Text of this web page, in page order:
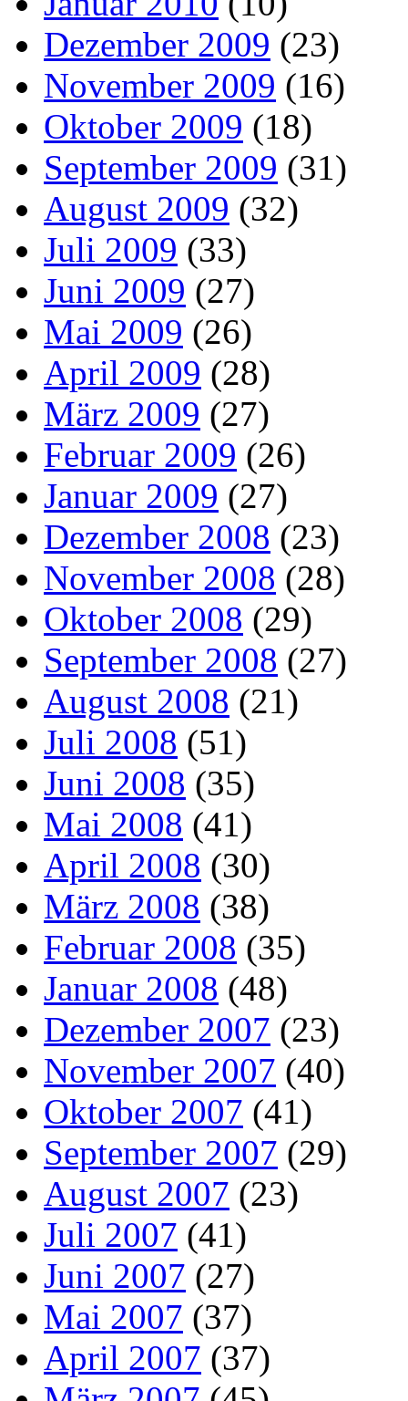
Dezember 2009 (23)
November 2009 (16)
Oktober 2009 (18)
September 2009 (31)
August 2009 (32)
Juli 2009 (33)
Juni 2009 (27)
Mai 2009 (26)
April 2009 (28)
März 2009 (27)
Februar 2009 (26)
Januar 2009 (27)
Dezember 2008 (23)
November 2008 (28)
Oktober 2008 (29)
September 2008 (27)
August 2008 (21)
Juli 2008 (51)
Juni 2008 (35)
Mai 2008 (41)
April 2008 (30)
März 2008 (38)
Februar 2008 (35)
Januar 2008 (48)
Dezember 2007 (23)
November 2007 (40)
Oktober 2007 (41)
September 2007 (29)
August 2007 (23)
Juli 2007 (41)
Juni 2007 (27)
Mai 2007 (37)
April 2007 (37)